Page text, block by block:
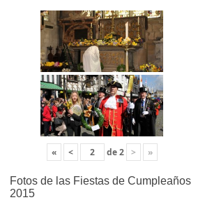
« < de2 > »
Fotos de las Fiestas de Cumpleaños
2015